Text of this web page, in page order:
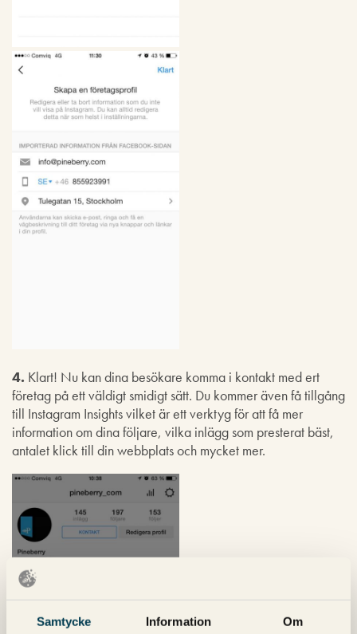
Samtycke Information Om
4. Klart! Nu kan dina besökare komma i kontakt med ert
företag på ett väldigt smidigt sätt. Du kommer även få tillgång
till Instagram Insights vilket är ett verktyg för att få mer
information om dina följare, vilka inlägg som presterat bäst,
antalet klick till din webbplats och mycket mer.